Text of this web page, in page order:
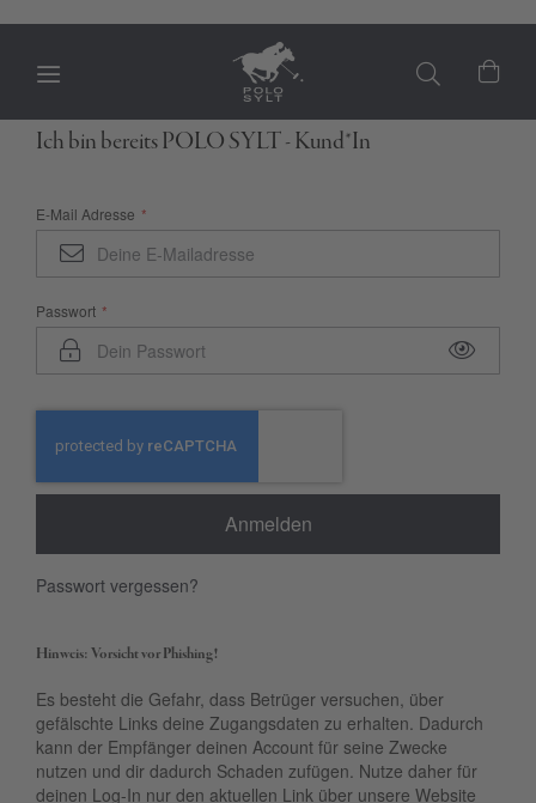
Ich bin bereits POLO SYLT - Kund*In
E-Mail Adresse
Passwort
Anmelden
Passwort vergessen?
Hinweis: Vorsicht vor Phishing!
Es besteht die Gefahr, dass Betrüger versuchen, über
gefälschte Links deine Zugangsdaten zu erhalten. Dadurch
kann der Empfänger deinen Account für seine Zwecke
nutzen und dir dadurch Schaden zufügen. Nutze daher für
deinen Log-In nur den aktuellen Link über unsere Website